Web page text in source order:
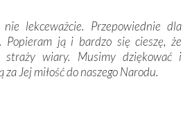
z serdeczną otwartością
ich ludową sztukę i
kraje są od siebie bardzo
sposób nie czuliśmy się obco.
sama Matka Boża, ale też
swój początek w naszej
nie lekceważcie. Przepowiednie dla
Popieram ją i bardzo się cieszę, że
wiary. Musimy dziękować i
Jej miłość do naszego Narodu.